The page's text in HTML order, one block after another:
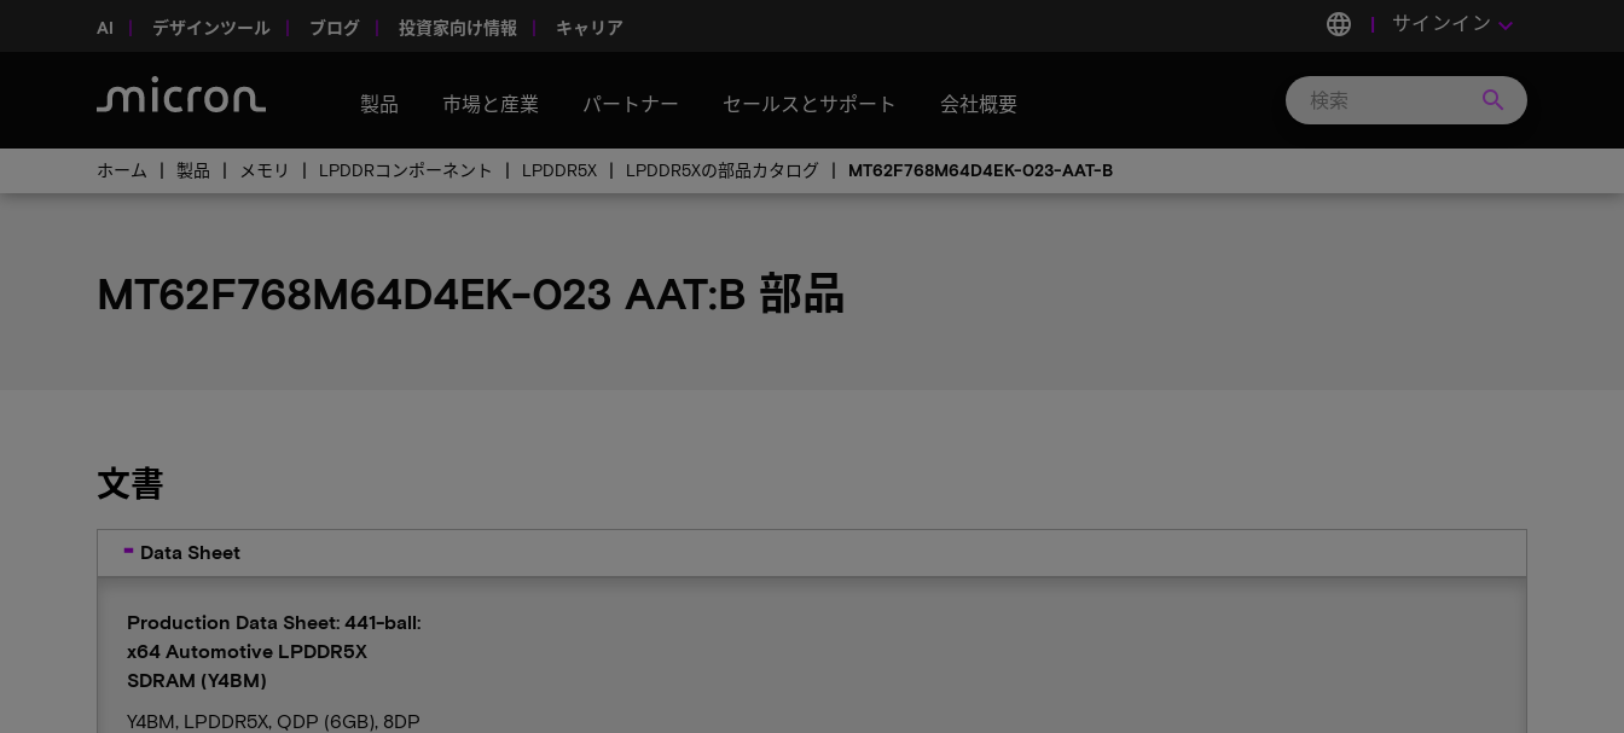
AI デザインツール ブログ 投資家向け情報 キャリア language サインイン keyboard_arrow_down
製品 市場と産業 パートナー セールスとサポート 会社概要 search
ホーム 製品 メモリ LPDDRコンポーネント LPDDR5X LPDDR5Xの部品カタログ MT62F768M64D4EK-023-AAT-B
MT62F768M64D4EK-023 AAT:B 部品
文書
Data Sheet
Production Data Sheet: 441-ball:
x64 Automotive LPDDR5X
SDRAM (Y4BM)
Y4BM, LPDDR5X, QDP (6GB), 8DP